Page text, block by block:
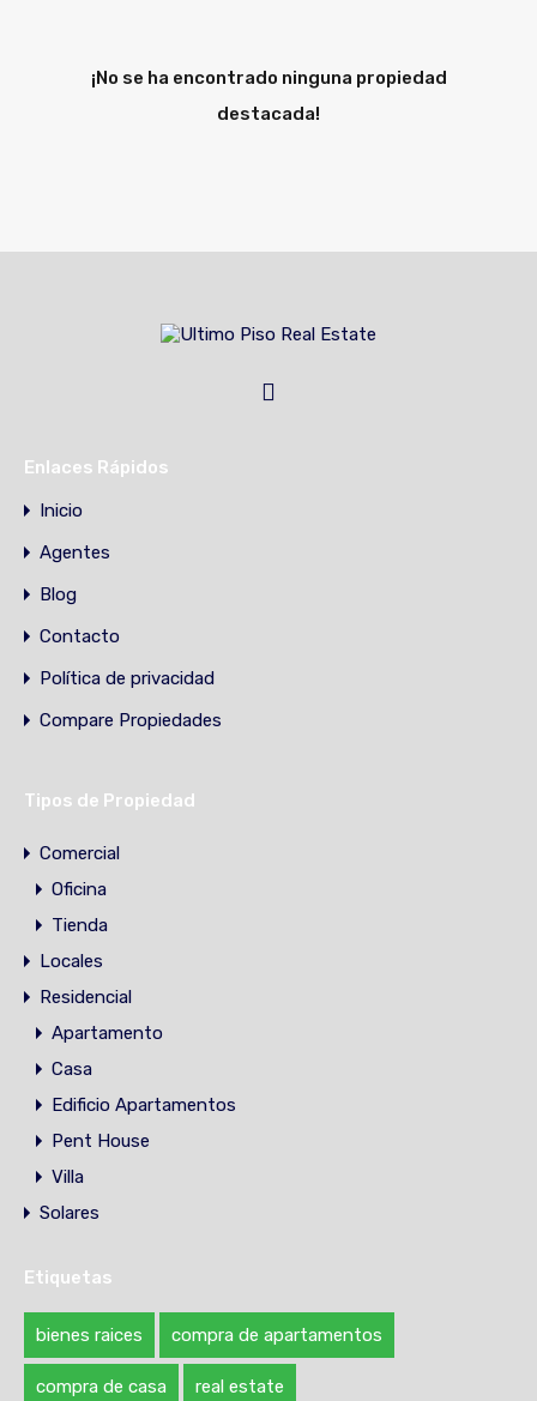
¡No se ha encontrado ninguna propiedad
destacada!
Enlaces Rápidos
Inicio
Agentes
Blog
Contacto
Política de privacidad
Compare Propiedades
Tipos de Propiedad
Comercial
Oficina
Tienda
Locales
Residencial
Apartamento
Casa
Edificio Apartamentos
Pent House
Villa
Solares
Etiquetas
bienes raices compra de apartamentos
compra de casa real estate